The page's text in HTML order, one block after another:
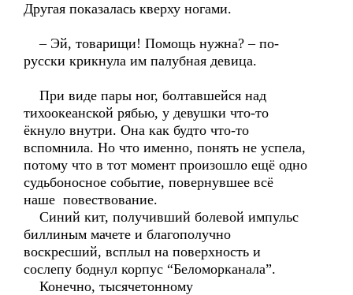
Другая показалась кверху ногами.
– Эй, товарищи! Помощь нужна? – по-
русски крикнула им палубная девица.
При виде пары ног, болтавшейся над
тихоокеанской рябью, у девушки что-то
ёкнуло внутри. Она как будто что-то
вспомнила. Но что именно, понять не успела,
потому что в тот момент произошло ещё одно
судьбоносное событие, повернувшее всё
наше повествование.
Синий кит, получивший болевой импульс
биллиным мачете и благополучно
воскресший, всплыл на поверхность и
сослепу боднул корпус “Беломорканала”.
Конечно, тысячетонному